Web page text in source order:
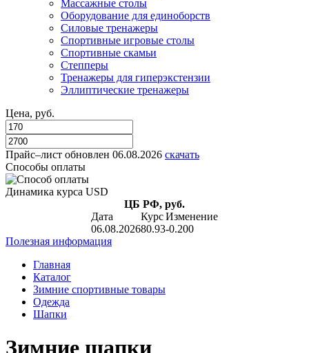
Массажные столы
Оборудование для единоборств
Силовые тренажеры
Спортивные игровые столы
Спортивные скамьи
Степперы
Тренажеры для гиперэкстензии
Эллиптические тренажеры
Цена, руб.
Прайс–лист обновлен 06.08.2026 скачать
Способы оплаты
Динамика курса USD
ЦБ РФ, руб.
Дата
КурсИзменение
06.08.202680.93-0.200
Полезная информация
Главная
Каталог
Зимние спортивные товары
Одежда
Шапки
Зимние шапки